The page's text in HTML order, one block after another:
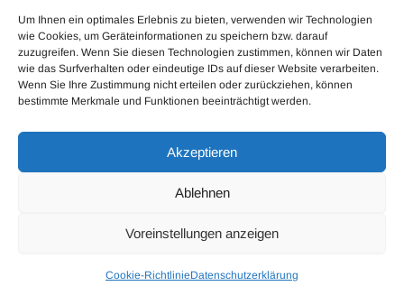
Um Ihnen ein optimales Erlebnis zu bieten, verwenden wir Technologien
wie Cookies, um Geräteinformationen zu speichern bzw. darauf
zuzugreifen. Wenn Sie diesen Technologien zustimmen, können wir Daten
wie das Surfverhalten oder eindeutige IDs auf dieser Website verarbeiten.
Wenn Sie Ihre Zustimmung nicht erteilen oder zurückziehen, können
bestimmte Merkmale und Funktionen beeinträchtigt werden.
Akzeptieren
Ablehnen
Voreinstellungen anzeigen
Cookie-RichtlinieDatenschutzerklärung
Nachname:
* E-Mail: